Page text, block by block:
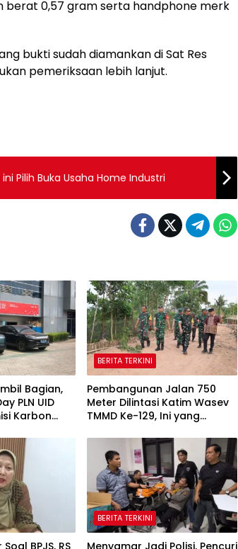
berat 0,57 gram serta handphone merk
bukti sudah diamankan di Sat Res
pemeriksaan lebih lanjut.
Pilih Buka Usaha Home Industri
Bagian,
PLN UID
Karbon
BERITA TERKINI
Pembangunan Jalan 750
Meter Dilintasi Katim Wasev
TMMD Ke-129, Ini yang
BERITA TERKINI